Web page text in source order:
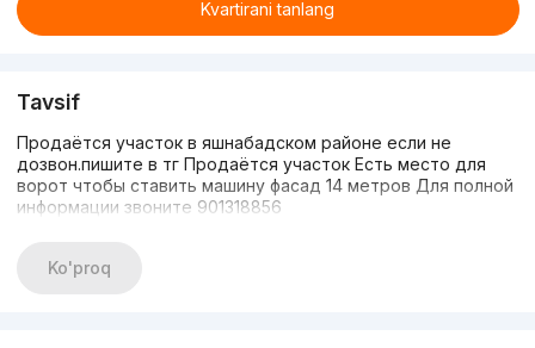
Kvartirani tanlang
Tavsif
Продаётся участок в яшнабадском районе если не
дозвон.пишите в тг Продаётся участок Есть место для
ворот чтобы ставить машину фасад 14 метров Для полной
информации звоните 901318856
Ko'proq